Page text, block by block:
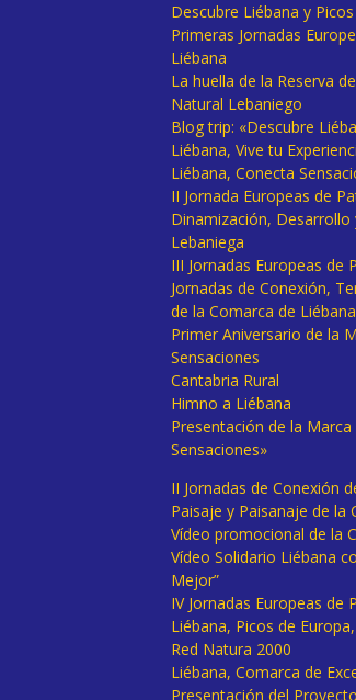
Descubre Liébana y
Primeras Jornadas
Liébana
La huella de la Reserva
Natural Lebaniego
Blog trip: «Descubre
Liébana, Vive tu
Liébana, Conecta
II Jornada Europeas de
Dinamización,
Lebaniega
III Jornadas Europeas de
Jornadas de Conexión,
de la Comarca de Liébana
Primer Aniversario de la
Sensaciones
Cantabria Rural
Himno a Liébana
Presentación de la Marca
Sensaciones»
II Jornadas de Conexión
Paisaje y Paisanaje de la
Vídeo promocional de la
Vídeo Solidario Liébana
Mejor”
IV Jornadas Europeas de
Liébana, Picos de
Red Natura 2000
Liébana, Comarca de
Presentación del